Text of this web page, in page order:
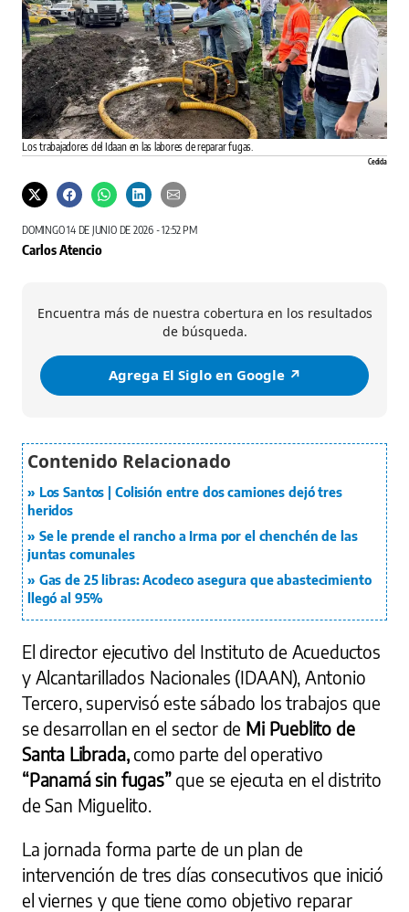
Los trabajadores del Idaan en las labores de reparar fugas.
Cedida
DOMINGO 14 DE JUNIO DE 2026 - 12:52 PM
Carlos Atencio
Encuentra más de nuestra cobertura en los resultados
de búsqueda.
Agrega El Siglo en Google ↗️
Los Santos | Colisión entre dos camiones dejó tres
heridos
Se le prende el rancho a Irma por el chenchén de las
juntas comunales
Gas de 25 libras: Acodeco asegura que abastecimiento
llegó al 95%
El director ejecutivo del Instituto de Acueductos
y Alcantarillados Nacionales (IDAAN), Antonio
Tercero, supervisó este sábado los trabajos que
se desarrollan en el sector de Mi Pueblito de
Santa Librada,como parte del operativo
“Panamá sin fugas”que se ejecuta en el distrito
de San Miguelito.
La jornada forma parte de un plan de
intervención de tres días consecutivos que inició
el viernes y que tiene como objetivo reparar